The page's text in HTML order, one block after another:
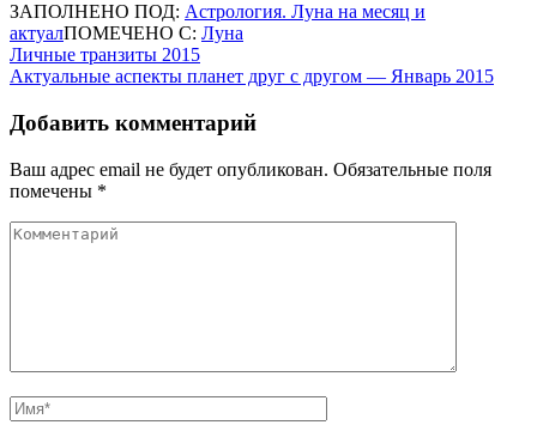
ЗАПОЛНЕНО ПОД: Астрология. Луна на месяц и
актуалПОМЕЧЕНО С: Луна
Навигация
по
записям
Личные транзиты 2015
Актуальные аспекты планет друг с другом — Январь 2015
Добавить комментарий
Ваш адрес email не будет опубликован. Обязательные поля
помечены *
Комментарий
Имя*